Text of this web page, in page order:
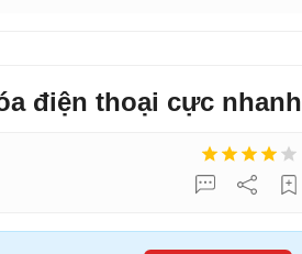
điện thoại cực nhanh